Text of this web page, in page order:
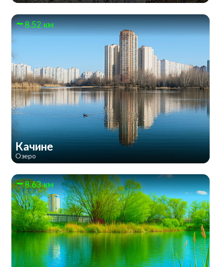
8.52 км
Качине
Озеро
8.63 км